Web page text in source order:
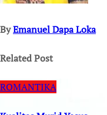
ByEmanuel Dapa Loka
Related Post
ROMANTIKA